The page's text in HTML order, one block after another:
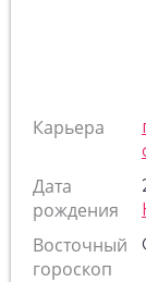
Карьера
Дата
рождения
Восточный
гороскоп